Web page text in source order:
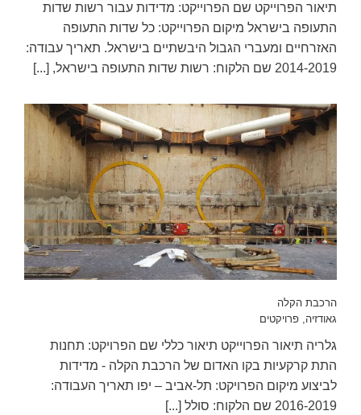
תיאור הפרוייקט שם הפרוייקט: מדידות עבור רשות שדות
התעופה בישראל מיקום הפרוייקט: כל שדות התעופה
האזרחיים ומעברי הגבול היבשתיים בישראל. תאריך עבודה:
2014-2019 שם הלקוח: רשות שדות התעופה בישראל, [...]
הרכבת הקלה
גאודזיה פרויקטים
גלריה תיאור הפרוייקט תיאור כללי שם הפרויקט: תחנות
התת קרקעיות בקו האדום של הרכבת הקלה - מדידות
לביצוע מיקום הפרויקט: תל-אביב – יפו תאריך העבודה:
2016-2019 שם הלקוח: סולל [...]